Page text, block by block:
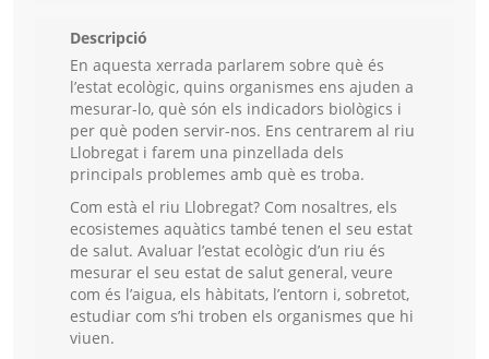
Descripció
En aquesta xerrada parlarem sobre què és
l’estat ecològic, quins organismes ens ajuden a
mesurar-lo, què són els indicadors biològics i
per què poden servir-nos. Ens centrarem al riu
Llobregat i farem una pinzellada dels
principals problemes amb què es troba.
Com està el riu Llobregat? Com nosaltres, els
ecosistemes aquàtics també tenen el seu estat
de salut. Avaluar l’estat ecològic d’un riu és
mesurar el seu estat de salut general, veure
com és l’aigua, els hàbitats, l’entorn i, sobretot,
estudiar com s’hi troben els organismes que hi
viuen.